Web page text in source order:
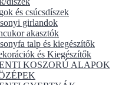
és csúcsdíszek
girlandok
akasztók
talp és kiegészítők
és Kiegészítők
KOSZORÚ ALAPOK